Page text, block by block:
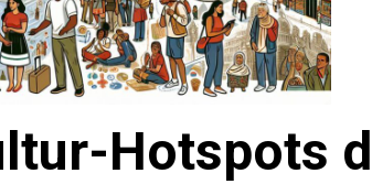
Hotspots